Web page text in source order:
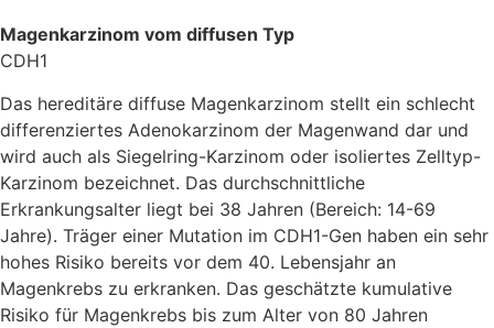
Magenkarzinom vom diffusen Typ
CDH1
Das hereditäre diffuse Magenkarzinom stellt ein schlecht
differenziertes Adenokarzinom der Magenwand dar und
wird auch als Siegelring-Karzinom oder isoliertes Zelltyp-
Karzinom bezeichnet. Das durchschnittliche
Erkrankungsalter liegt bei 38 Jahren (Bereich: 14-69
Jahre). Träger einer Mutation im CDH1-Gen haben ein sehr
hohes Risiko bereits vor dem 40. Lebensjahr an
Magenkrebs zu erkranken. Das geschätzte kumulative
Risiko für Magenkrebs bis zum Alter von 80 Jahren